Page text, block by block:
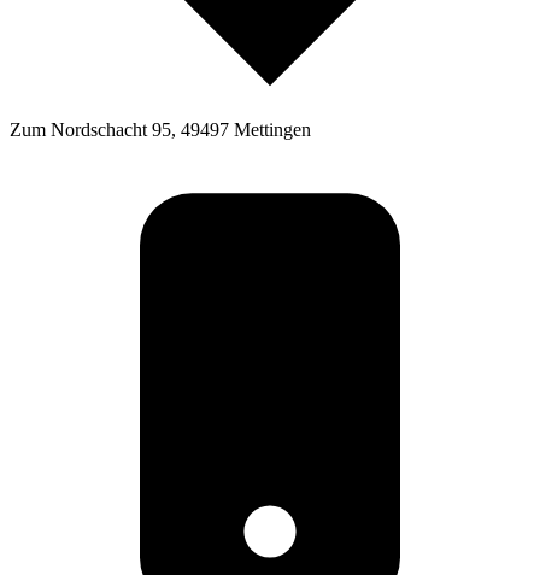
Zum Nordschacht 95, 49497 Mettingen